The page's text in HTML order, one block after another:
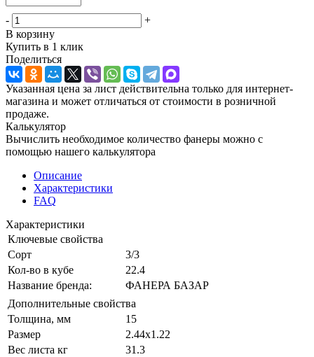
-
+
В корзину
Купить в 1 клик
Поделиться
Указанная цена за лист действительна только для интернет-
магазина и может отличаться от стоимости в розничной
продаже.
Калькулятор
Вычислить необходимое количество фанеры можно с
помощью нашего калькулятора
Описание
Характеристики
FAQ
Характеристики
Ключевые свойства
Сорт
3/3
Кол-во в кубе
22.4
Название бренда:
ФАНЕРА БАЗАР
Дополнительные свойства
Толщина, мм
15
Размер
2.44х1.22
Вес листа кг
31.3